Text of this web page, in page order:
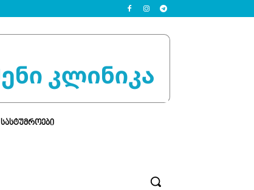
ᲡᲐᲡᲢᲣᲛᲠᲝᲔᲑᲘ